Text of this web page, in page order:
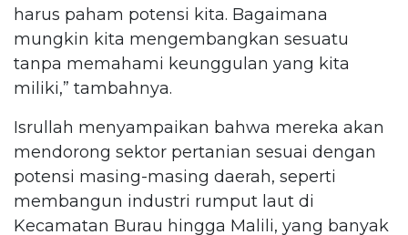
harus paham potensi kita. Bagaimana
mungkin kita mengembangkan sesuatu
tanpa memahami keunggulan yang kita
miliki,” tambahnya.
Isrullah menyampaikan bahwa mereka akan
mendorong sektor pertanian sesuai dengan
potensi masing-masing daerah, seperti
membangun industri rumput laut di
Kecamatan Burau hingga Malili, yang banyak